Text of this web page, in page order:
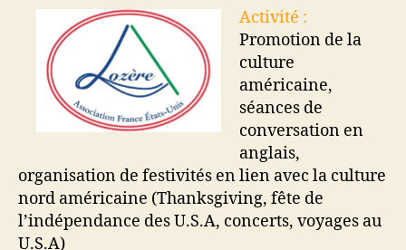
Activité :
Promotion de la
culture
américaine,
séances de
conversation en
anglais,
organisation de festivités en lien avec la culture
nord américaine (Thanksgiving, fête de
l’indépendance des U.S.A, concerts, voyages au
U.S.A)